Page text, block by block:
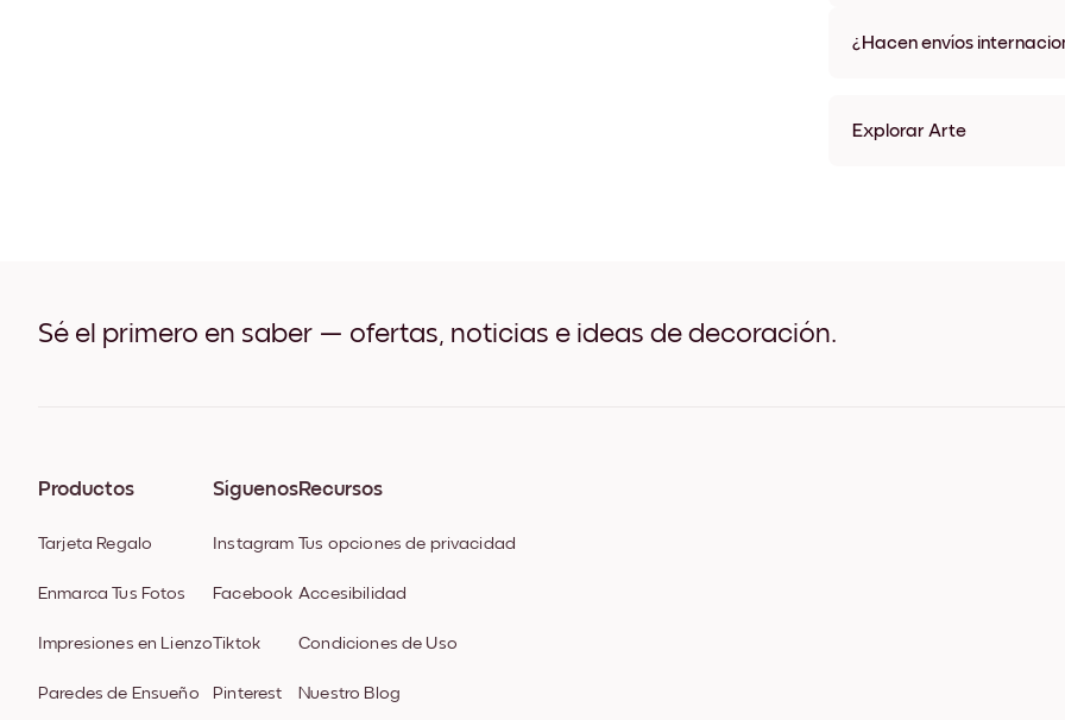
¿Hacen envíos
Explorar Arte
Sé el primero en saber — ofertas, noticias e ideas de decoración.
Productos
Tarjeta Regalo
Enmarca Tus Fotos
Impresiones en Lienzo
Paredes de Ensueño
Síguenos
Instagram
Facebook
Tiktok
Pinterest
Recursos
Tus opciones de privacidad
Accesibilidad
Condiciones de Uso
Nuestro Blog